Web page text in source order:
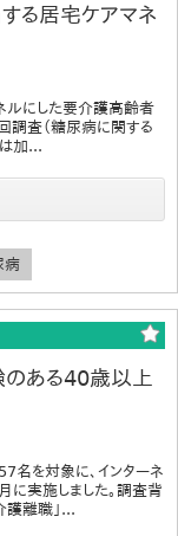
る居宅ケアマネ
ネルにした要介護高齢者
調査（糖尿病に関する
加...
病
ある40歳以上
を対象に、インターネ
に実施しました。調査背
護離職」...